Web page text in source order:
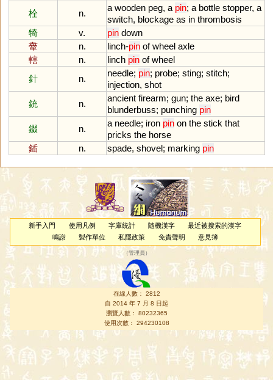
栓
n.
a wooden peg, a pin; a bottle stopper, a
switch, blockage as in thrombosis
犄
v. pin down
舝
n. linch-pin of wheel axle
轄
n. linch pin of wheel
針
n.
needle; pin; probe; sting; stitch;
injection, shot
銃
n.
ancient firearm; gun; the axe; bird
blunderbuss; punching pin
錣
n.
a needle; iron pin on the stick that
pricks the horse
鍤
n. spade, shovel; marking pin
新手入門 使用凡例 字庫統計 隨機漢字
最近被搜索的漢字
鳴謝
製作單位 私隱政策 免責聲明 意見簿
（管理員 ）
在線人數： 2812
自 2014 年 7 月 8 日起
瀏覽人數： 80232365
使用次數： 294230108